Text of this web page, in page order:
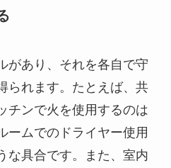
があり、それを各自で守
られます。たとえば、共
チンで火を使用するのは
ームでのドライヤー使用
な具合です。また、室内